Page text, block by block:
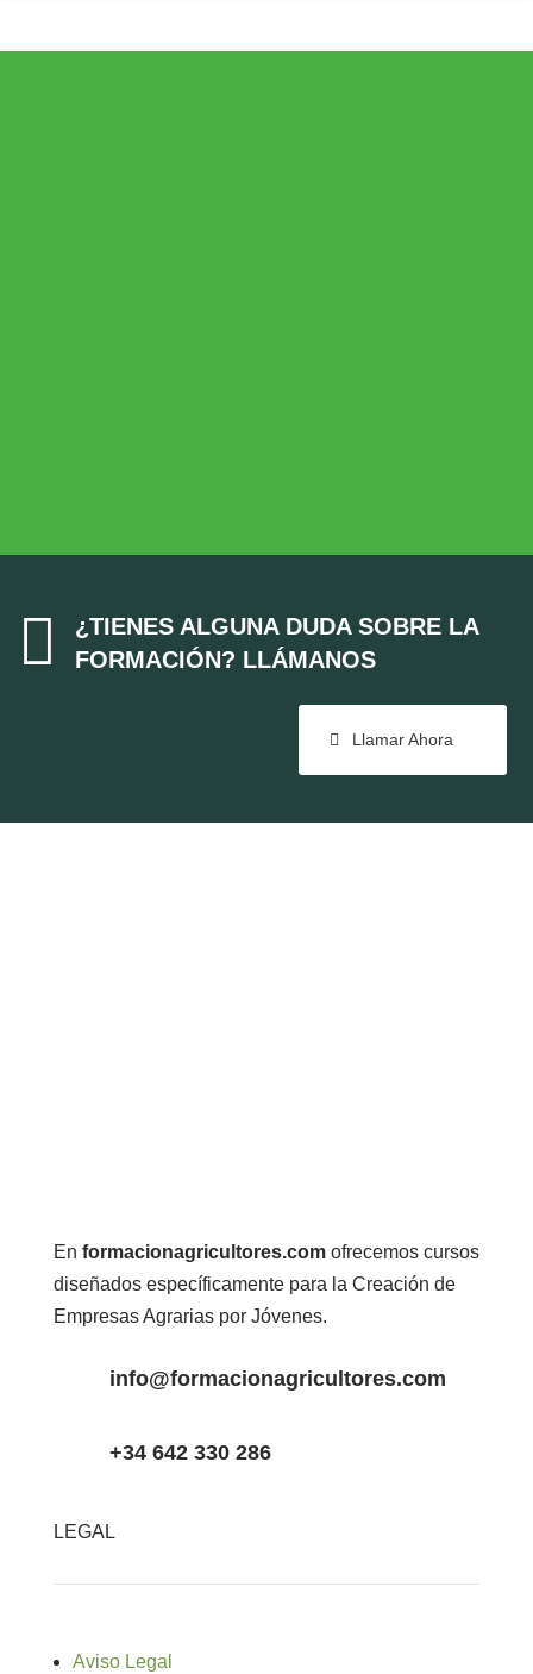

¿TIENES ALGUNA DUDA SOBRE LA
FORMACIÓN? LLÁMANOS
Llamar Ahora
En formacionagricultores.comofrecemos cursos
diseñados específicamente para la Creación de
Empresas Agrarias por Jóvenes.
info@formacionagricultores.com
+34 642 330 286
LEGAL
Aviso Legal